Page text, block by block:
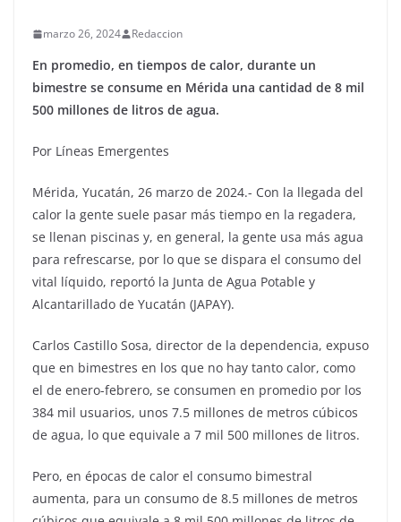
marzo 26, 2024 Redaccion
En promedio, en tiempos de calor, durante un
bimestre se consume en Mérida una cantidad de 8 mil
500 millones de litros de agua.
Por Líneas Emergentes
Mérida, Yucatán, 26 marzo de 2024.- Con la llegada del
calor la gente suele pasar más tiempo en la regadera,
se llenan piscinas y, en general, la gente usa más agua
para refrescarse, por lo que se dispara el consumo del
vital líquido, reportó la Junta de Agua Potable y
Alcantarillado de Yucatán (JAPAY).
Carlos Castillo Sosa, director de la dependencia, expuso
que en bimestres en los que no hay tanto calor, como
el de enero-febrero, se consumen en promedio por los
384 mil usuarios, unos 7.5 millones de metros cúbicos
de agua, lo que equivale a 7 mil 500 millones de litros.
Pero, en épocas de calor el consumo bimestral
aumenta, para un consumo de 8.5 millones de metros